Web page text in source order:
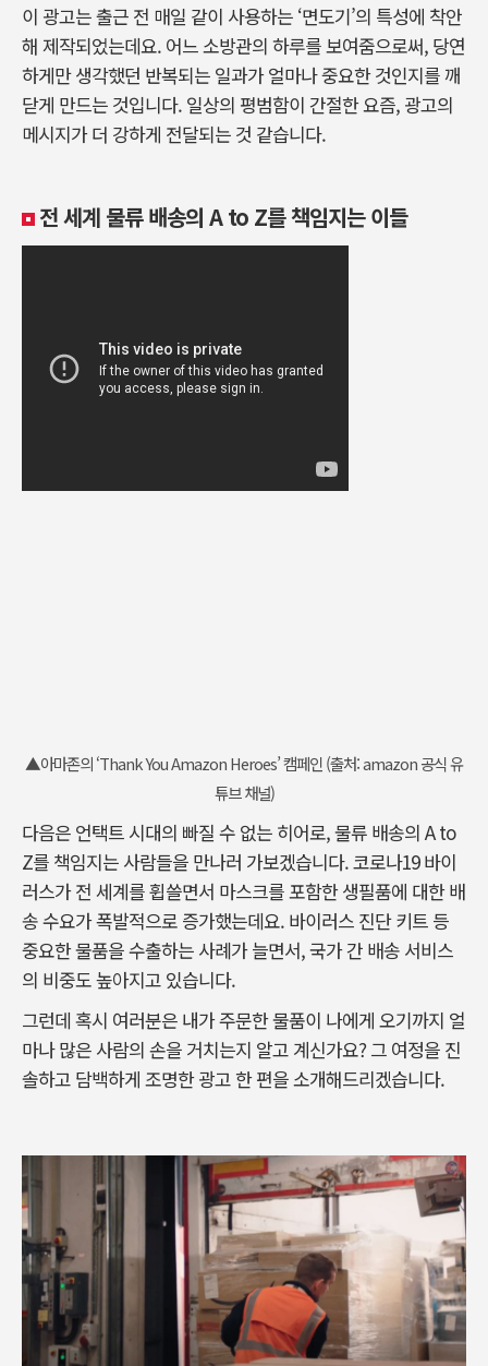
이 광고는 출근 전 매일 같이 사용하는 ‘면도기’의 특성에 착안
해 제작되었는데요. 어느 소방관의 하루를 보여줌으로써, 당연
하게만 생각했던 반복되는 일과가 얼마나 중요한 것인지를 깨
닫게 만드는 것입니다. 일상의 평범함이 간절한 요즘, 광고의
메시지가 더 강하게 전달되는 것 같습니다.
전 세계 물류 배송의 A to Z를 책임지는 이들
▲아마존의 ‘Thank You Amazon Heroes’ 캠페인 (출처: amazon 공식 유
튜브 채널)
다음은 언택트 시대의 빠질 수 없는 히어로, 물류 배송의 A to
Z를 책임지는 사람들을 만나러 가보겠습니다. 코로나19 바이
러스가 전 세계를 휩쓸면서 마스크를 포함한 생필품에 대한 배
송 수요가 폭발적으로 증가했는데요. 바이러스 진단 키트 등
중요한 물품을 수출하는 사례가 늘면서, 국가 간 배송 서비스
의 비중도 높아지고 있습니다.
그런데 혹시 여러분은 내가 주문한 물품이 나에게 오기까지 얼
마나 많은 사람의 손을 거치는지 알고 계신가요? 그 여정을 진
솔하고 담백하게 조명한 광고 한 편을 소개해드리겠습니다.